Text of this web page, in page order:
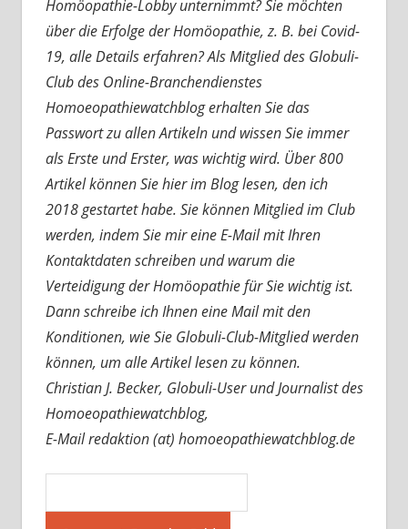
Homöopathie-Lobby unternimmt? Sie möchten
über die Erfolge der Homöopathie, z. B. bei Covid-
19, alle Details erfahren? Als Mitglied des Globuli-
Club des Online-Branchendienstes
Homoeopathiewatchblog erhalten Sie das
Passwort zu allen Artikeln und wissen Sie immer
als Erste und Erster, was wichtig wird. Über 800
Artikel können Sie hier im Blog lesen, den ich
2018 gestartet habe. Sie können Mitglied im Club
werden, indem Sie mir eine E-Mail mit Ihren
Kontaktdaten schreiben und warum die
Verteidigung der Homöopathie für Sie wichtig ist.
Dann schreibe ich Ihnen eine Mail mit den
Konditionen, wie Sie Globuli-Club-Mitglied werden
können, um alle Artikel lesen zu können.
Christian J. Becker, Globuli-User und Journalist des
Homoeopathiewatchblog,
E-Mail redaktion (at) homoeopathiewatchblog.de